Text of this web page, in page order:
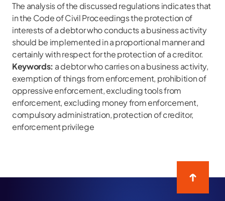
The analysis of the discussed regulations indicates that
in the Code of Civil Proceedings the protection of
interests of a debtor who conducts a business activity
should be implemented in a proportional manner and
certainly with respect for the protection of a creditor.
Keywords: a debtor who carries on a business activity,
exemption of things from enforcement, prohibition of
oppressive enforcement, excluding tools from
enforcement, excluding money from enforcement,
compulsory administration, protection of creditor,
enforcement privilege